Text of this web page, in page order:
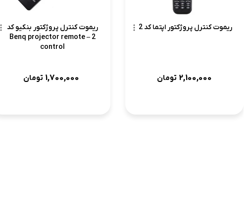
ریموت کنترل پروژکتور اپتما کد 2
2,100,000 تومان
ریموت کنترل پروژکتور بنکیو کد
2 – Benq projector remote
control
1,700,000 تومان